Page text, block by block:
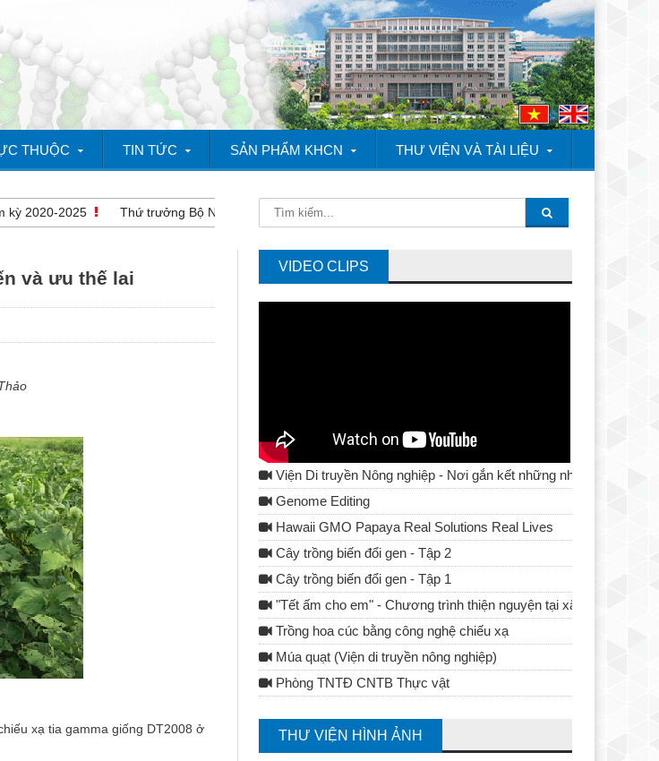
THUỘC TIN TỨC SẢN PHẨM KHCN THƯ VIỆN VÀ TÀI LIỆU
2020-2025 Thứ trưởng Bộ NN&PTNT Lê Quốc Doanh thăm các mô hình giống lúa mới kháng bệnh bạc lá
và ưu thế lai
xạ tia gamma giống DT2008 ở
VIDEO CLIPS
Viện Di truyền Nông nghiệp - Nơi gắn kết những nhà khoa học
Genome Editing
Hawaii GMO Papaya Real Solutions Real Lives
Cây trồng biến đổi gen - Tập 2
Cây trồng biến đổi gen - Tập 1
"Tết ấm cho em" - Chương trình thiện nguyện tại xã Tả Lủng -
Trồng hoa cúc bằng công nghệ chiếu xạ
Múa quạt (Viện di truyền nông nghiệp)
Phòng TNTĐ CNTB Thực vật
THƯ VIỆN HÌNH ẢNH